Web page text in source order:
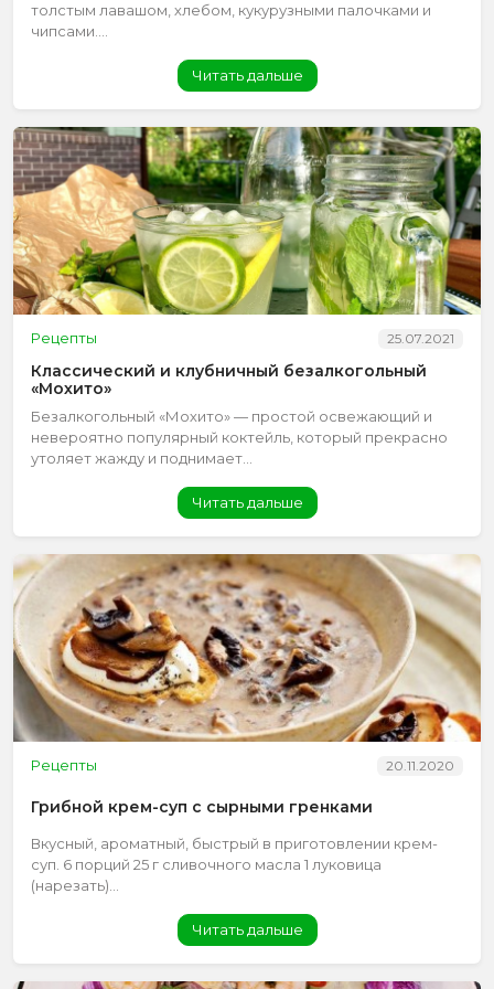
толстым лавашом, хлебом, кукурузными палочками и
чипсами....
Читать дальше
Рецепты 25.07.2021
Классический и клубничный безалкогольный
«Мохито»
Безалкогольный «Мохито» — простой освежающий и
невероятно популярный коктейль, который прекрасно
утоляет жажду и поднимает...
Читать дальше
Рецепты 20.11.2020
Грибной крем-суп с сырными гренками
Вкусный, ароматный, быстрый в приготовлении крем-
суп. 6 порций 25 г сливочного масла 1 луковица
(нарезать)...
Читать дальше